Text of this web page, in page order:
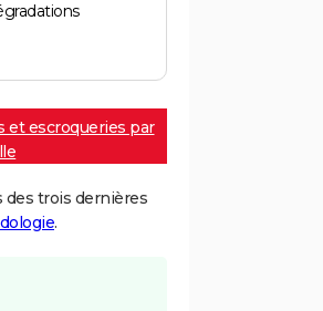
et escroqueries par
des trois dernières
.